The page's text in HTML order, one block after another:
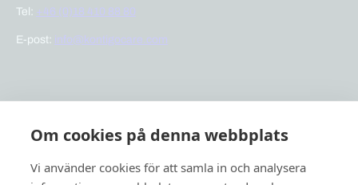
Om cookies på denna webbplats
Vi använder cookies för att samla in och analysera
Tel: +46 (0)18 410 88 80
E-post: info@kontigocare.com
Snabblänkar
Previct Care